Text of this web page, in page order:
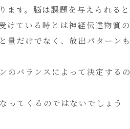
ます。脳は課題を与えられると
けている時とは神経伝達物質の
量だけでなく、放出パターンも
のバランスによって決定するの
ってくるのではないでしょう